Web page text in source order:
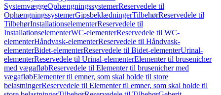
SystemvæggeOphængningssystemerReservedele til
OphængningssystemerGipsbeklædningerTilbehørReservedele til
TilbehørInstallationselementerReservedele til
InstallationselementerWC-elementerReservedele til WC-
elementerHåndvask-elementerReservedele til Håndvask-
elementerBidet-elementerReservedele til Bidet-elementerUrinal-
elementerReservedele til Urinal-elementerElementer til brusenicher
med vægafløbReservedele til Elementer til brusenicher med
vægafløbElementer til emner, som skal holde til store
belastningerReservedele til Elementer til emner, som skal holde til